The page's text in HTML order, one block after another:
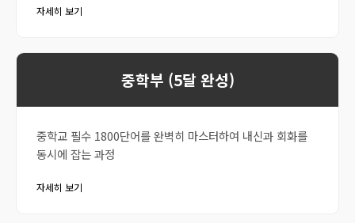
자세히 보기
중학부 (5달 완성)
중학교 필수 1800단어를 완벽히 마스터하여 내신과 회화를
동시에 잡는 과정
자세히 보기